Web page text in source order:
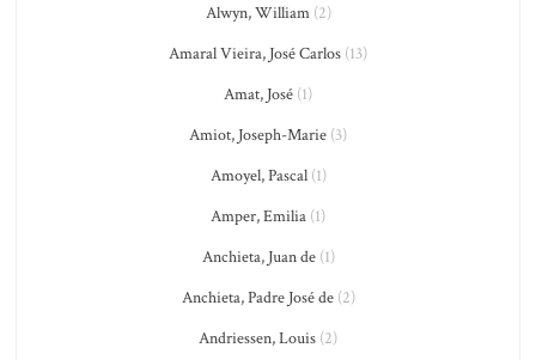
Alwyn, William(2)
Amaral Vieira, José Carlos (13)
Amat, José (1)
Amiot, Joseph-Marie (3)
Amoyel, Pascal(1)
Amper, Emilia (1)
Anchieta, Juan de(1)
Anchieta, Padre José de(2)
Andriessen, Louis (2)